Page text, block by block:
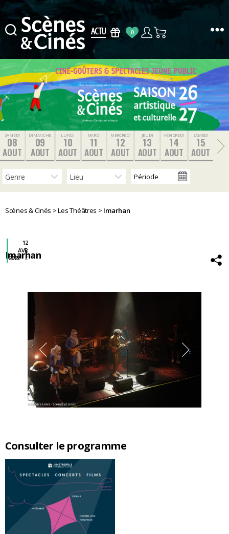
&
Cinés
0
SAMEDI
08
AOUT
DIMANCHE
09
AOUT
LUNDI
10
AOUT
MARDI
11
AOUT
MERCREDI
12
AOUT
JEUDI
13
AOUT
VENDREDI
14
AOUT
SAMEDI
15
AOUT
Scènes & Cinés >Les Théâtres > Imarhan
Consulter le programme
Imarhan
12
AVR
2022
L'